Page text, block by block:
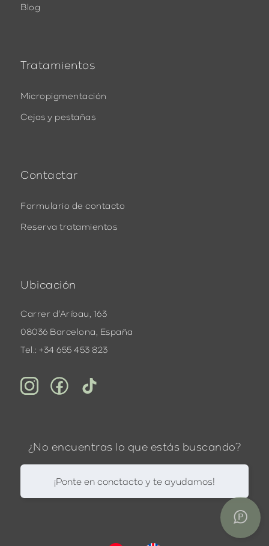
Blog
Tratamientos
Micropigmentación
Cejas y pestañas
Contactar
Formulario de contacto
Reserva tratamientos
Ubicación
Carrer d'Aribau, 163
08036 Barcelona, España
Tel.: +34 655 453 823
¿No encuentras lo que estás buscando?
¡Ponte en conctacto y te ayudamos!